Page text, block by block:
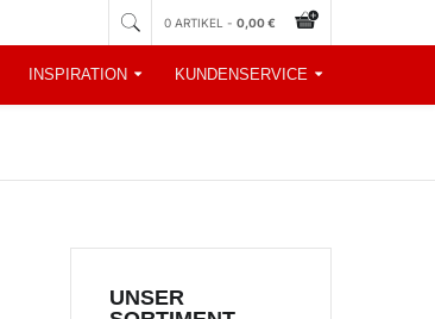
0 ARTIKEL - 0,00 €
INSPIRATION KUNDENSERVICE
UNSER